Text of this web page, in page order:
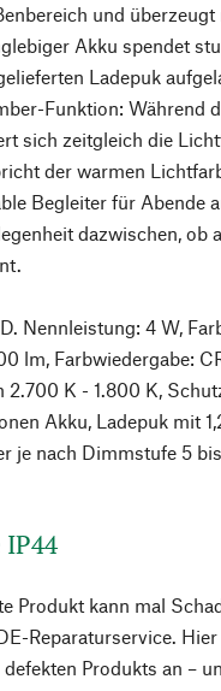
und
Akku spendet
Ladepuk
Funktion: Während
sich zeitgleich die
der warmen
Begleiter für Abende
dazwischen, ob
Nennleistung: 4 W,
lm, Farbwiedergabe:
K - 1.800 K,
Akku, Ladepuk mit
je nach Dimmstufe 5
Produkt kann mal
Reparaturservice.
Produkts an –